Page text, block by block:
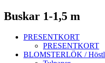
Buskar 1-1,5 m
PRESENTKORT
PRESENTKORT
BLOMSTERLÖK /